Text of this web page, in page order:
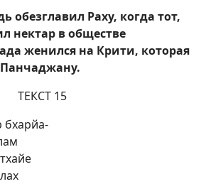
обезглавил Раху, когда тот,
нектар в обществе
женился на Крити, которая
ТЕКСТ 15
бхарйа-